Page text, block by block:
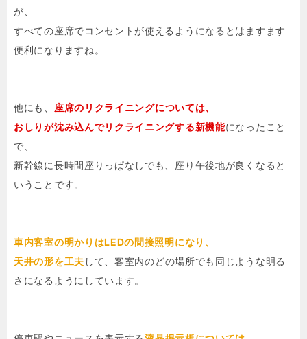
が、
すべての座席でコンセントが使えるようになるとはますます
便利になりますね。
他にも、 座席のリクライニングについては、
おしりが沈み込んでリクライニングする新機能になったこと
で、
新幹線に長時間座りっぱなしでも、座り午後地が良くなると
いうことです。
車内客室の明かりはLEDの間接照明になり、
天井の形を工夫 して、客室内のどの場所でも同じような明る
さになるようにしています。